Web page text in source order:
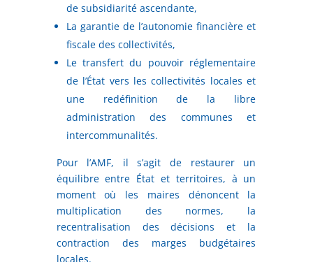
de subsidiarité ascendante,
La garantie de l’autonomie financière et
fiscale des collectivités,
Le transfert du pouvoir réglementaire
de l’État vers les collectivités locales et
une redéfinition de la libre
administration des communes et
intercommunalités.
Pour l’AMF, il s’agit de restaurer un
équilibre entre État et territoires, à un
moment où les maires dénoncent la
multiplication des normes, la
recentralisation des décisions et la
contraction des marges budgétaires
locales.